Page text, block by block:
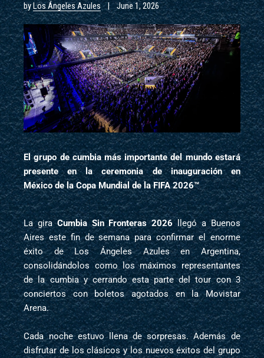
byLos Ángeles Azules June 1, 2026
El grupo de cumbia más importante del mundo estará
presente en la ceremonia de inauguración en
México de la Copa Mundial de la FIFA 2026™
La giraCumbia Sin Fronteras 2026llegó a Buenos
Aires este fin de semana para confirmar el enorme
éxito de Los Ángeles Azules en Argentina,
consolidándolos como los máximos representantes
de la cumbia y cerrando esta parte del tour con 3
conciertos con boletos agotados en la Movistar
Arena.
Cada noche estuvo llena de sorpresas. Además de
disfrutar de los clásicos y los nuevos éxitos del grupo